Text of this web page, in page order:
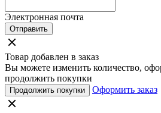
Электронная почта
Отправить
Товар добавлен в заказ
Вы можете изменить количество,
продолжить покупки
Продолжить покупки Оформить заказ